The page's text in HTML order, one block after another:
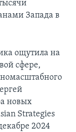
Запада в
ощутила на
сфере,
новых
Strategies
2024